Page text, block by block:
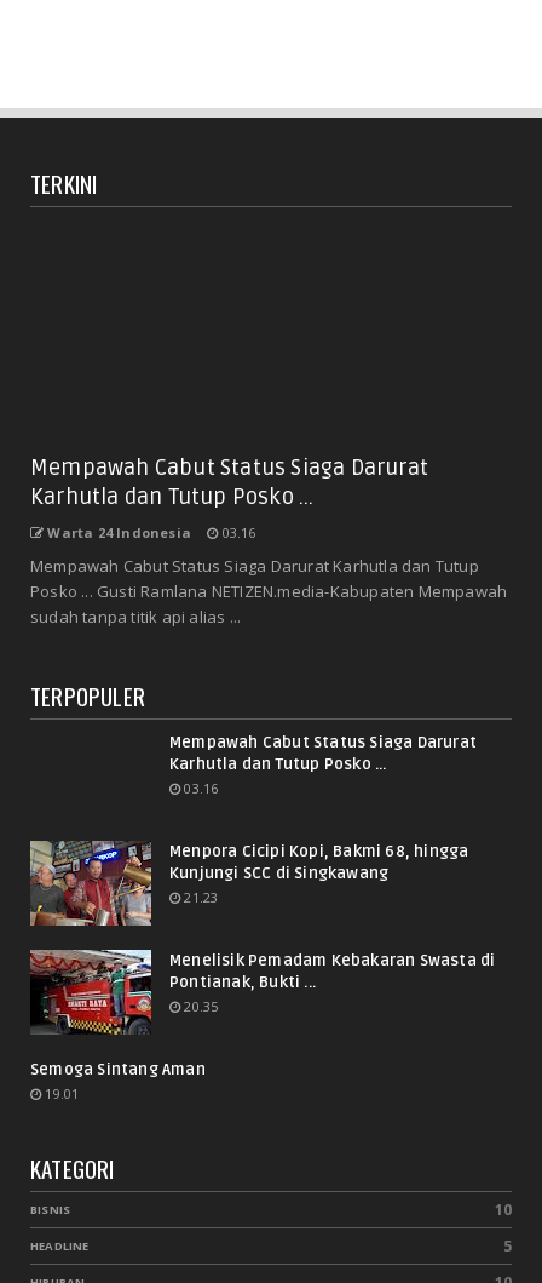
TERKINI
Mempawah Cabut Status Siaga Darurat
Karhutla dan Tutup Posko ...
Warta 24 Indonesia 03.16
Mempawah Cabut Status Siaga Darurat Karhutla dan Tutup
Posko ... Gusti Ramlana NETIZEN.media-Kabupaten Mempawah
sudah tanpa titik api alias ...
TERPOPULER
Mempawah Cabut Status Siaga Darurat
Karhutla dan Tutup Posko ...
03.16
Menpora Cicipi Kopi, Bakmi 68, hingga
Kunjungi SCC di Singkawang
21.23
Menelisik Pemadam Kebakaran Swasta di
Pontianak, Bukti ...
20.35
Semoga Sintang Aman
19.01
KATEGORI
BISNIS 10
HEADLINE 5